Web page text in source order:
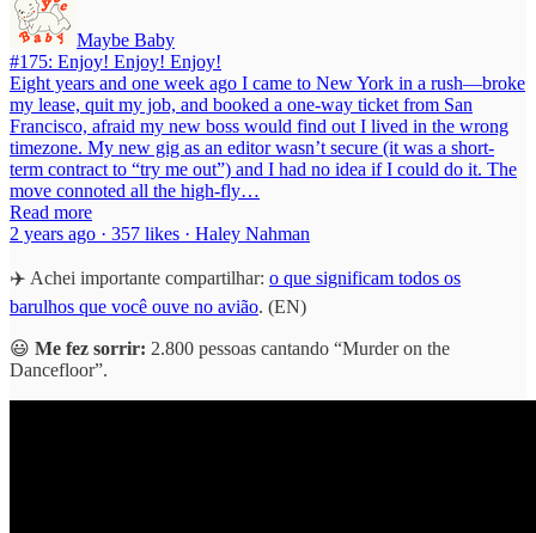
Maybe Baby
#175: Enjoy! Enjoy! Enjoy!
Eight years and one week ago I came to New York in a rush—broke
my lease, quit my job, and booked a one-way ticket from San
Francisco, afraid my new boss would find out I lived in the wrong
timezone. My new gig as an editor wasn’t secure (it was a short-
term contract to “try me out”) and I had no idea if I could do it. The
move connoted all the high-fly…
Read more
2 years ago · 357 likes · Haley Nahman
✈️ Achei importante compartilhar: o que significam todos os
barulhos que você ouve no avião. (EN)
😃 Me fez sorrir: 2.800 pessoas cantando “Murder on the
Dancefloor”.